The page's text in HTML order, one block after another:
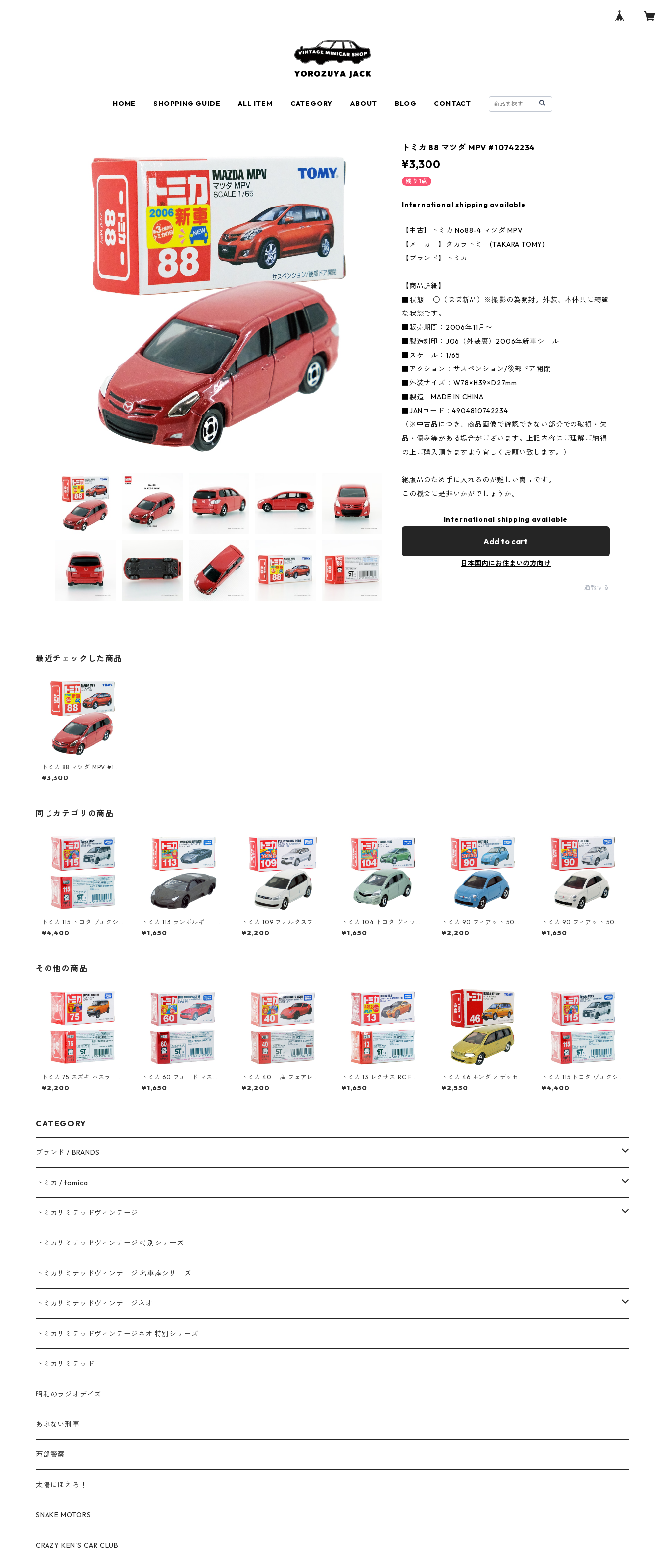
HOME SHOPPING GUIDE ALL ITEM CATEGORY ABOUT BLOG CONTACT
トミカ 88 マツダ MPV #10742234
¥3,300
残り1点
International shipping available
【中古】トミカ No88-4 マツダ MPV
【メーカー】タカラトミー(TAKARA TOMY)
【ブランド】トミカ
【商品詳細】
■状態： ○（ほぼ新品）※撮影の為開封。外装、本体共に綺麗
な状態です。
■販売期間：2006年11月〜
■製造刻印：J06（外装裏）2006年新車シール
■スケール：1/65
■アクション：サスペンション/後部ドア開閉
■外装サイズ：W78×H39×D27mm
■製造：MADE IN CHINA
■JANコード：4904810742234
（※中古品につき、商品画像で確認できない部分での破損・欠
品・傷み等がある場合がございます。上記内容にご理解ご納得
の上ご購入頂きますよう宜しくお願い致します。）
絶版品のため手に入れるのが難しい商品です。
この機会に是非いかがでしょうか。
International shipping available
Add to cart
日本国内にお住まいの方向け
通報する
最近チェックした商品
トミカ 88 マツダ MPV #107
42234
¥3,300
同じカテゴリの商品
トミカ 115 トヨタ ヴォクシ
ー（初回特別仕様）#10801
764
¥4,400
トミカ 113 ランボルギーニ
レヴェントン #10359791
¥1,650
トミカ 109 フォルクスワー
ゲン ポロ（初回特別カラ
ー）#10467380
¥2,200
トミカ 104 トヨタ ヴィッツ
#10392507
¥1,650
トミカ 90 フィアット 500
（初回特別カラー）#10471
080
¥2,200
トミカ 90 フィアット 500
#10471011
¥1,650
その他の商品
トミカ 75 スズキ ハスラー #
10801177
¥2,200
トミカ 60 フォード マスタ
ング GT V8（初回特別カラ
ー）#10472353
¥1,650
トミカ 40 日産 フェアレデ
ィ Z NISMO（初回特別カラ
ー）#10801740
¥2,200
トミカ 13 レクサス RC F
（初回特別仕様）#1080168
9
¥1,650
トミカ 46 ホンダ オデッセ
イ #10543985
¥2,530
トミカ 115 トヨタ ヴォクシ
ー（初回特別仕様）#10801
764
¥4,400
CATEGORY
ブランド / BRANDS
トヨタ / TOYOTA
ダイハツ / DAIHATSU
マツダ / MAZDA
ホンダ / HONDA
日産 / NISSAN
スバル / SUBARU
スズキ / SUZUKI
三菱 / MITSUBISHI
シボレー / Chevrolet
ビー・エム・ダブリュー / BMW
レクサス / LEXUS
アウディ / Audi
ロータス / LOTUS
トミカ / tomica
赤箱 - 現行トミカ
赤箱 - 限定トミカ 初回特別カラー
赤箱 - 絶版（廃盤）トミカ No.1-120
赤箱 - 絶版（廃盤）トミカ No.1-9
赤箱 - 絶版（廃盤）トミカ No.10-19
赤箱 - 絶版（廃盤）トミカ No.60-69
赤箱 - 絶版（廃盤）トミカ No.70-79
赤箱 - 絶版（廃盤）ロングトミカ No.121-
赤箱 - 車種別
乗用車
商用車・公用車
トミカリミテッドヴィンテージ
TLV - NEW LINEUP
TLV - No. LV-00-195
TLV - No. LV-00-09
TLV - No. LV-10-19
TLV - No. LV-60-69
TLV - No. LV-70-79
TLV - 車種別
乗用車
商用車・公用車
トミカリミテッドヴィンテージ 特別シリーズ
トミカリミテッドヴィンテージ 名車座シリーズ
トミカリミテッドヴィンテージネオ
TLVN - NEW LINEUP
TLVN - No. LV-00-219
TLVN - No. LV-00-09
TLVN - No. LV-10-19
TLVN - 車種別
乗用車
商用車・公用車
トミカリミテッドヴィンテージネオ 特別シリーズ
トミカリミテッド
昭和のラジオデイズ
あぶない刑事
西部警察
太陽にほえろ！
SNAKE MOTORS
CRAZY KEN'S CAR CLUB